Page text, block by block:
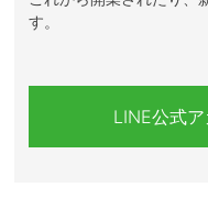
す。
LINE公式